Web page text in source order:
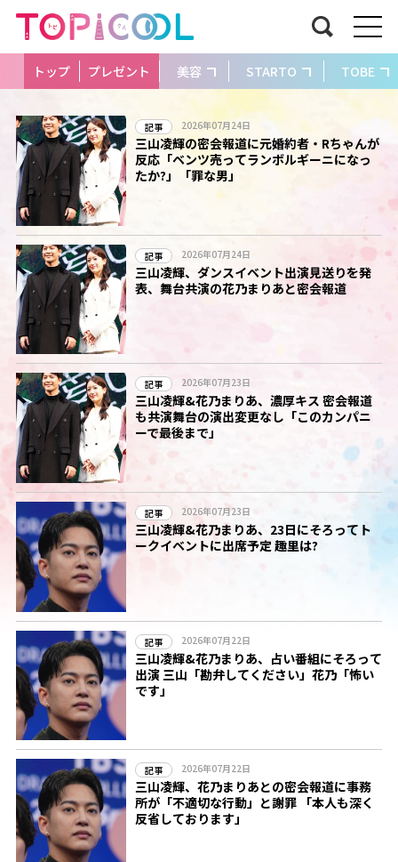
トップ プレゼント 美容 STARTO TOBE
記事 2026年07月24日
三山凌輝の密会報道に元婚約者・Rちゃんが
反応「ベンツ売ってランボルギーニになっ
たか?」「罪な男」
記事 2026年07月24日
三山凌輝、ダンスイベント出演見送りを発
表、舞台共演の花乃まりあと密会報道
記事 2026年07月23日
三山凌輝&花乃まりあ、濃厚キス 密会報道
も共演舞台の演出変更なし「このカンパニ
ーで最後まで」
記事 2026年07月23日
三山凌輝&花乃まりあ、23日にそろってト
ークイベントに出席予定 趣里は?
記事 2026年07月22日
三山凌輝&花乃まりあ、占い番組にそろって
出演 三山「勘弁してください」花乃「怖い
です」
記事 2026年07月22日
三山凌輝、花乃まりあとの密会報道に事務
所が「不適切な行動」と謝罪 「本人も深く
反省しております」